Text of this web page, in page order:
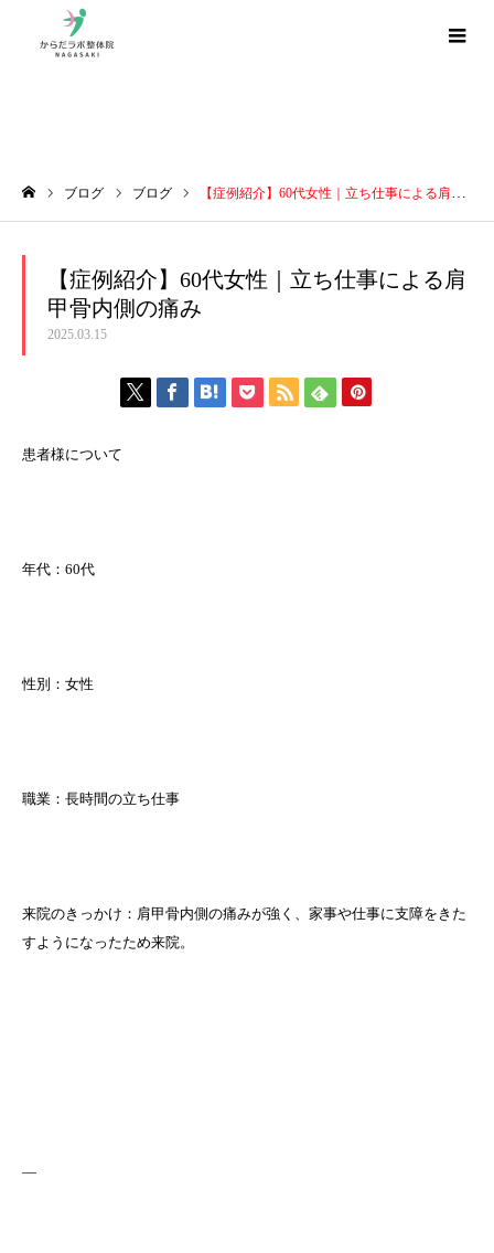
ブログ ブログ 【症例紹介】60代女性｜立ち仕事による肩甲骨内側の痛み
【症例紹介】60代女性｜立ち仕事による肩
甲骨内側の痛み
2025.03.15
患者様について
年代：60代
性別：女性
職業：長時間の立ち仕事
来院のきっかけ：肩甲骨内側の痛みが強く、家事や仕事に支障をきた
すようになったため来院。
—